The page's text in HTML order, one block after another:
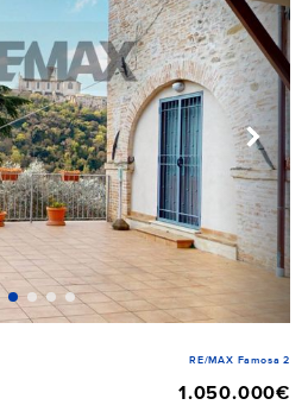
RE/MAX Famosa 2
1.050.000€